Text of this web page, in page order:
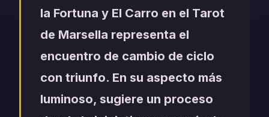
la Fortuna y El Carro en el Tarot
de Marsella representa el
encuentro de cambio de ciclo
con triunfo. En su aspecto más
luminoso, sugiere un proceso